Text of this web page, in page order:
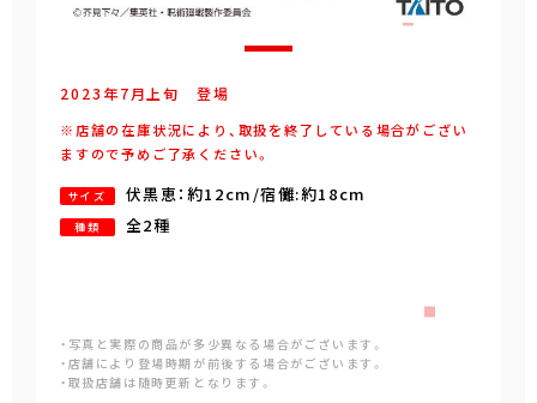
2023年7月 上旬 登場
※店舗の在庫状況により、取扱を終了している場合がござい
ますので予めご了承ください。
サイズ 伏黒恵：約12cm/宿儺:約18cm
種類 全2種
・写真と実際の商品が多少異なる場合がございます。
・店舗により登場時期が前後する場合がございます。
・取扱店舗は随時更新となります。